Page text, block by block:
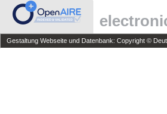
Gestaltung Webseite und Datenbank: Copyright ©